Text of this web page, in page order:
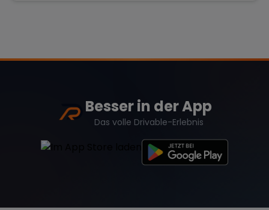
Besser in der App
Das volle Drivable-Erlebnis